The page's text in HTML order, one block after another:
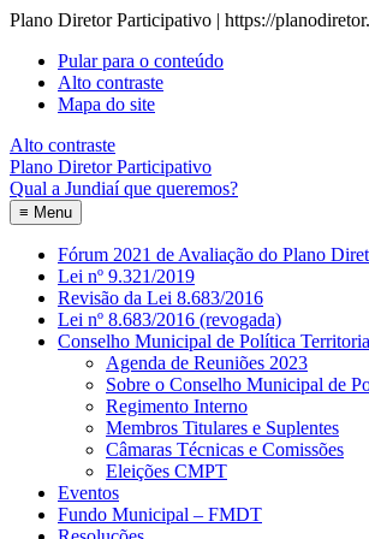
Plano Diretor Participativo | https://
Pular para o conteúdo
Alto contraste
Mapa do site
Alto contraste
Plano Diretor Participativo
Qual a Jundiaí que queremos?
≡ Menu
Fórum 2021 de Avaliação do Plano
Lei nº 9.321/2019
Revisão da Lei 8.683/2016
Lei nº 8.683/2016 (revogada)
Conselho Municipal de Política
Agenda de Reuniões 2023
Sobre o Conselho Municipal de
Regimento Interno
Membros Titulares e Suplentes
Câmaras Técnicas e Comissões
Eleições CMPT
Eventos
Fundo Municipal – FMDT